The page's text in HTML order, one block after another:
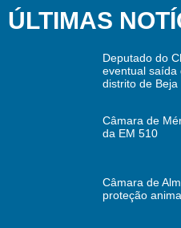
ÚLTIMAS
Deputado do
eventual saída
distrito de Beja
Câmara de
da EM 510
Câmara de
proteção